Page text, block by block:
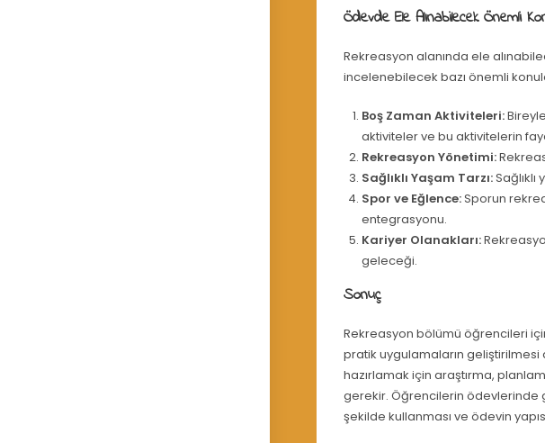
Ödevde Ele Alınabilecek Önemli
Rekreasyon alanında ele
incelenebilecek bazı önemli
Boş Zaman Aktiviteleri:
aktiviteler ve bu aktivitelerin
Rekreasyon Yönetimi:
Sağlıklı Yaşam Tarzı:
Spor ve Eğlence:Sporun
entegrasyonu.
Kariyer Olanakları:
geleceği.
Sonuç
Rekreasyon bölümü öğrencileri
pratik uygulamaların geliştirilmesi
hazırlamak için araştırma,
gerekir. Öğrencilerin ödevlerinde
şekilde kullanması ve ödevin